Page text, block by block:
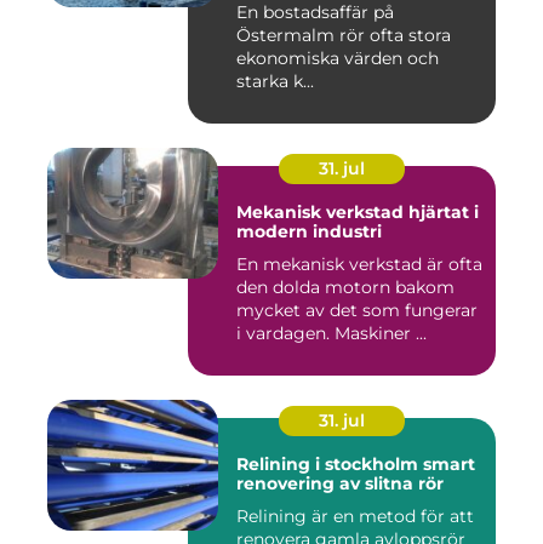
En bostadsaffär på
Östermalm rör ofta stora
ekonomiska värden och
starka k...
31. jul
Mekanisk verkstad hjärtat i
modern industri
En mekanisk verkstad är ofta
den dolda motorn bakom
mycket av det som fungerar
i vardagen. Maskiner ...
31. jul
Relining i stockholm smart
renovering av slitna rör
Relining är en metod för att
renovera gamla avloppsrör